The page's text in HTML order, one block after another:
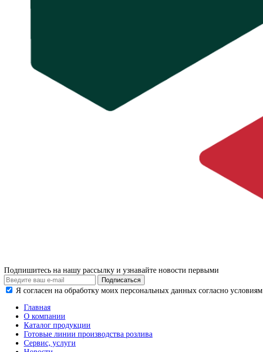
Подпишитесь на нашу рассылку и узнавайте новости первыми
Я согласен на обработку моих персональных данных согласно условиям
Главная
О компании
Каталог продукции
Готовые линии производства розлива
Сервис, услуги